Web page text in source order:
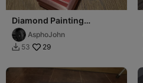
Diamond Painting
Organizer
AsphoJohn
 53 29